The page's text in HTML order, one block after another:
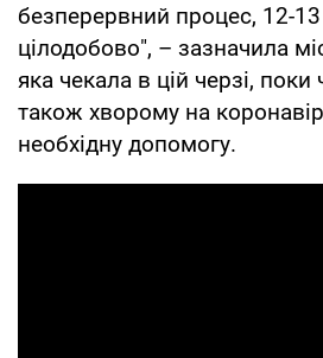
безперервний процес, 12-
цілодобово", – зазначила
яка чекала в цій черзі, поки
також хворому на
необхідну допомогу.